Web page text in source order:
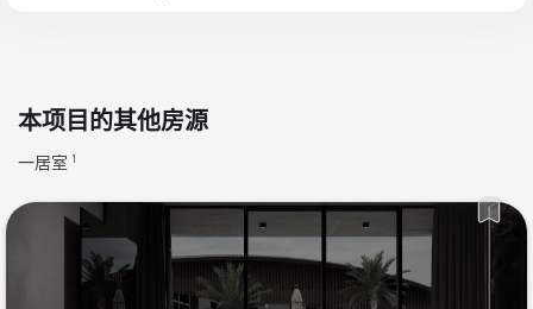
本项目的其他房源
一居室 1